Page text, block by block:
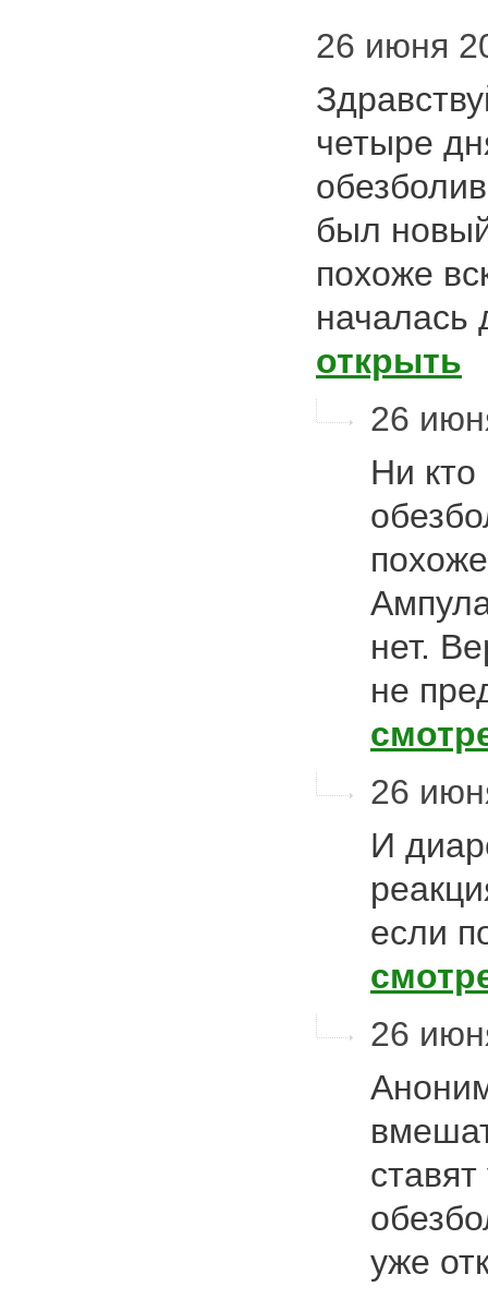
26 июня
четыре
был
похоже
началась
открыть
26
Ни кто
нет.
не
26
И
если
26
уже